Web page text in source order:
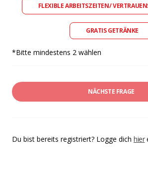
FLEXIBLE ARBEITSZEITEN/
GRATIS GETRÄNKE
*Bitte mindestens 2 wählen
NÄCHSTE FRAGE
Du bist bereits registriert? Logge dich hier